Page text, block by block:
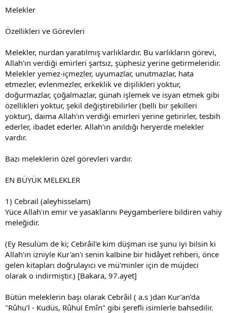
Melekler
Özellikleri ve Görevleri
Melekler, nurdan yaratılmış varlıklardır. Bu varlıkların görevi,
Allah'ın verdiği emirleri şartsız, şüphesiz yerine getirmeleridir.
Melekler yemez-içmezler, uyumazlar, unutmazlar, hata
etmezler, evlenmezler, erkeklik ve dişilikleri yoktur,
doğurmazlar, çoğalmazlar, günah işlemek ve isyan etmek gibi
özellikleri yoktur, şekil değiştirebilirler (belli bir şekilleri
yoktur), daima Allah'ın verdiği emirleri yerine getirirler, tesbih
ederler, ibadet ederler. Allah'ın anıldığı heryerde melekler
vardır.
Bazı meleklerin özel görevleri vardır.
EN BÜYÜK MELEKLER
1) Cebrail (aleyhisselam)
Yüce Allah'ın emir ve yasaklarını Peygamberlere bildiren vahiy
meleğidir.
(Ey Resulüm de ki; Cebrâil'e kim düşman ise şunu iyi bilsin ki
Allah'ın izniyle Kur'an'ı senin kalbine bir hidâyet rehberi, önce
gelen kitapları doğrulayıcı ve mü'minler için de müjdeci
olarak o indirmiştir.) [Bakara, 97.ayet]
Bütün meleklerin başı olarak Cebrâil ( a.s )dan Kur’an’da
"Rûhu’l - Kudüs, Rûhul Emîn" gibi şerefli isimlerle bahsedilir.